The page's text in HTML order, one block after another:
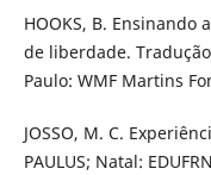
HOOKS, B.
de liberdade.
Paulo: WMF Martins
JOSSO, M. C.
PAULUS; Natal: